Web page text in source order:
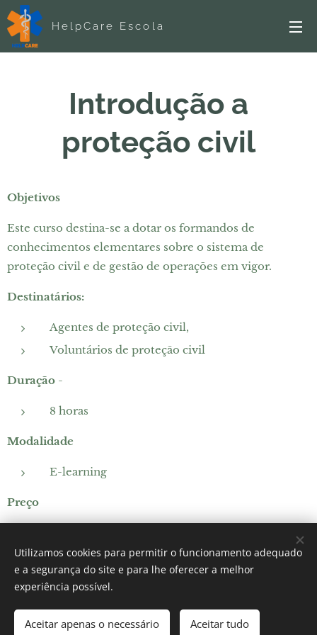
HelpCare Escola
Introdução a
proteção civil
Objetivos
Este curso destina-se a dotar os formandos de
conhecimentos elementares sobre o sistema de
proteção civil e de gestão de operações em vigor.
Destinatários:
Agentes de proteção civil,
Voluntários de proteção civil
Duração -
8 horas
Modalidade
E-learning
Preço
Helpcare
Cookies
Utilizamos cookies para permitir o funcionamento adequado
e a segurança do site e para lhe oferecer a melhor
experiência possível.
Aceitar apenas o necessário Aceitar tudo